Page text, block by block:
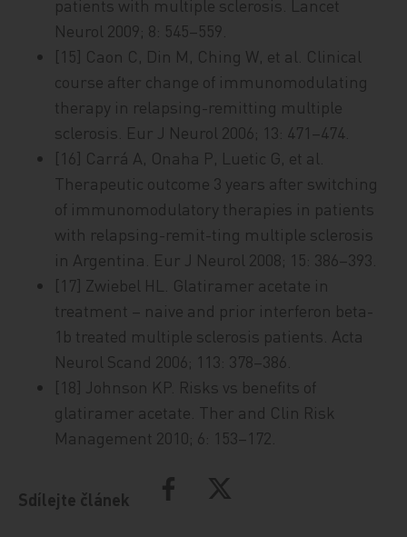
patients with multiple sclerosis. Lancet
Neurol 2009; 8: 545–559.
[15] Caon C, Din M, Ching W, et al. Clinical
course after change of immunomodulating
therapy in relapsing-remitting multiple
sclerosis. Eur J Neurol 2006; 13: 471–474.
[16] Carrá A, Onaha P, Luetic G, et al.
Therapeutic outcome 3 years after switching
of immunomodulatory therapies in patients
with relapsing-remit-ting multiple sclerosis
in Argentina. Eur J Neurol 2008; 15: 386–393.
[17] Zwiebel HL. Glatiramer acetate in
treatment – naive and prior interferon beta-
1b treated multiple sclerosis patients. Acta
Neurol Scand 2006; 113: 378–386.
[18] Johnson KP. Risks vs benefits of
glatiramer acetate. Ther and Clin Risk
Management 2010; 6: 153–172.
Sdílejte článek